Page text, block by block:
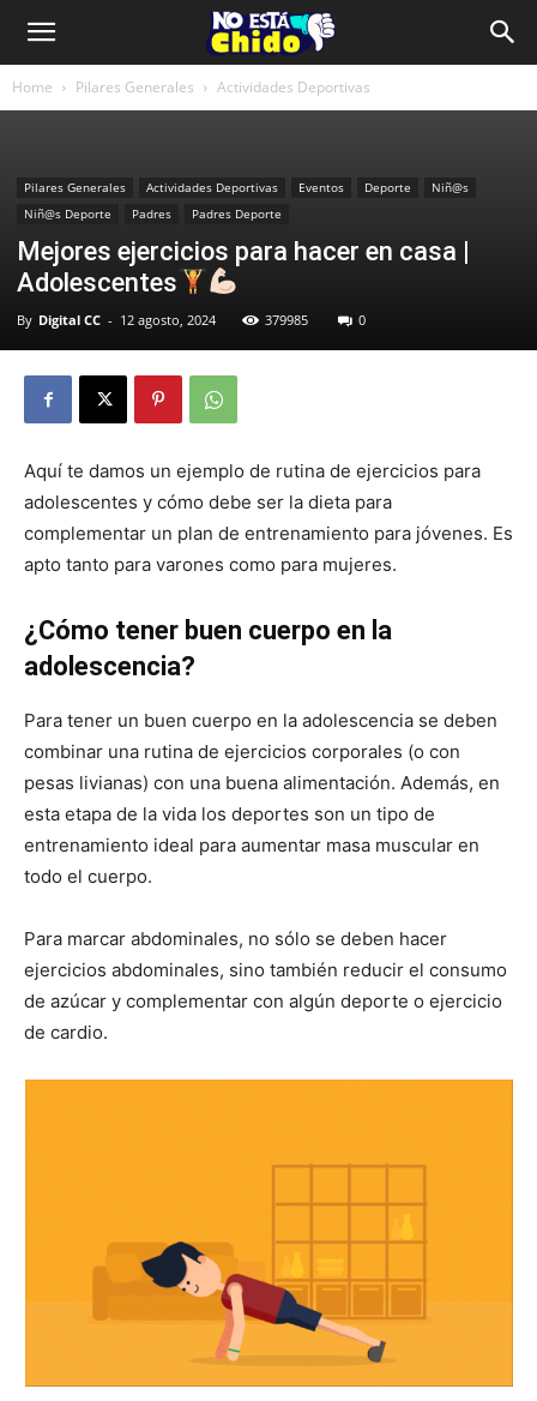
Home Pilares Generales Actividades Deportivas
Pilares Generales Actividades Deportivas Eventos Deporte
Niñ@s
Niñ@s Deporte
Padres Padres Deporte
Mejores ejercicios para hacer en casa |
Adolescentes
By Digital CC - 12 agosto, 2024 379985 0
Aquí te damos un ejemplo de rutina de ejercicios para
adolescentes y cómo debe ser la dieta para
complementar un plan de entrenamiento para jóvenes. Es
apto tanto para varones como para mujeres.
¿Cómo tener buen cuerpo en la
adolescencia?
Para tener un buen cuerpo en la adolescencia se deben
combinar una rutina de ejercicios corporales (o con
pesas livianas) con una buena alimentación. Además, en
esta etapa de la vida los deportes son un tipo de
entrenamiento ideal para aumentar masa muscular en
todo el cuerpo.
Para marcar abdominales, no sólo se deben hacer
ejercicios abdominales, sino también reducir el consumo
de azúcar y complementar con algún deporte o ejercicio
de cardio.